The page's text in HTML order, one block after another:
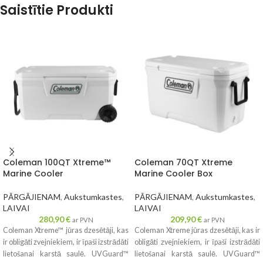
Saistītie Produkti
Coleman 100QT Xtreme™
Marine Cooler
PĀRGĀJIENAM, Aukstumkastes,
LAIVAI
280,90€ ar PVN
Coleman Xtreme™ jūras dzesētāji, kas
ir obligāti zvejniekiem, ir īpaši izstrādāti
lietošanai karstā saulē. UVGuard™
Coleman 70QT Xtreme
Marine Cooler Box
PĀRGĀJIENAM, Aukstumkastes,
LAIVAI
209,90€ ar PVN
Coleman Xtreme jūras dzesētāji, kas ir
obligāti zvejniekiem, ir īpaši izstrādāti
lietošanai karstā saulē. UVGuard™